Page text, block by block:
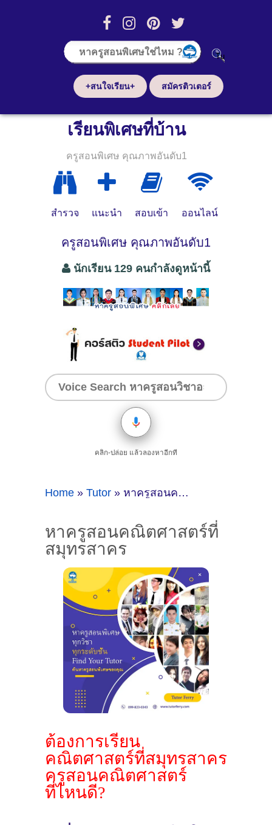
+สนใจเรียน+ สมัครติวเตอร์
เรียนพิเศษที่บ้าน
ครูสอนพิเศษ คุณภาพอันดับ1
สำรวจ แนะนำ สอบเข้า ออนไลน์
ครูสอนพิเศษ คุณภาพอันดับ1
นักเรียน 129 คนกำลังดูหน้านี้
คลิก-ปล่อย แล้วลองหาอีกที
Home » Tutor » หาครูสอนคณิตศาสตร์ที่สมุทรสาคร
หาครูสอนคณิตศาสตร์ที่
สมุทรสาคร
ต้องการเรียน
คณิตศาสตร์ที่สมุทรสาคร
ครูสอนคณิตศาสตร์
ที่ไหนดี?